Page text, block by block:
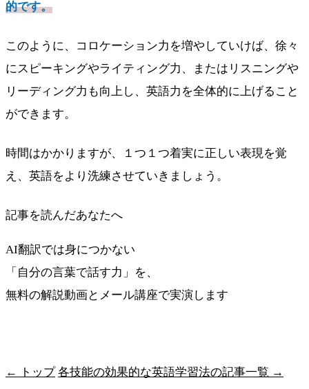
的です。
このように、コロケーション力を増やしていけば、徐々
にスピーキングやライティング力、またはリスニングや
リーディング力も向上し、英語力を全体的に上げること
ができます。
時間はかかりますが、１つ１つ着実に正しい表現を覚
え、英語をより洗練させていきましょう。
記事を読んだあなたへ
AI翻訳では身につかない
「自分の言葉で話す力」を、
無料の解説動画とメール講座で実演します
← トップ 各技能の効果的な英語学習法の記事一覧 →